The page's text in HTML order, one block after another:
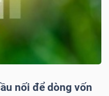
nối để dòng vốn